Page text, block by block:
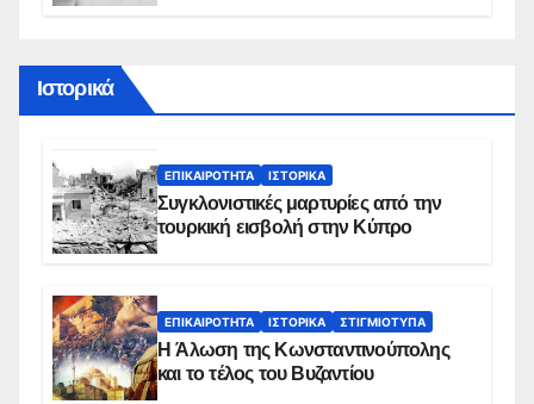
Ιστορικά
ΕΠΙΚΑΙΡΌΤΗΤΑ ΙΣΤΟΡΙΚΆ
Συγκλονιστικές μαρτυρίες από την
τουρκική εισβολή στην Κύπρο
ΕΠΙΚΑΙΡΌΤΗΤΑ ΙΣΤΟΡΙΚΆ ΣΤΙΓΜΙΌΤΥΠΑ
Η Άλωση της Κωνσταντινούπολης
και το τέλος του Βυζαντίου